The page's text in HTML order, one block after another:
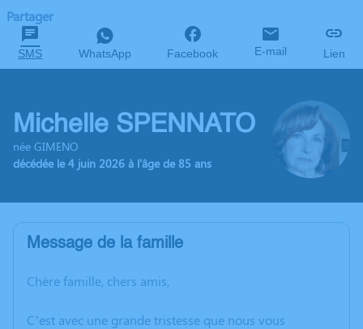
Partager
SMS WhatsApp Facebook E-mail Lien
Michelle SPENNATO
née GIMENO
décédée le 4 juin 2026 à l'âge de 85 ans
Message de la famille
Chère famille, chers amis,
C’est avec une grande tristesse que nous vous